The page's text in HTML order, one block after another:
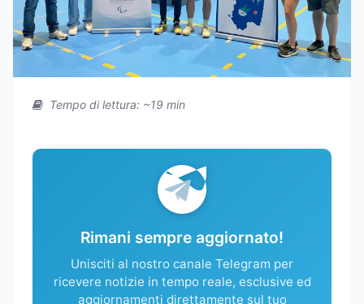
Tempo di lettura: ~19 min
Rimani sempre aggiornato!
Unisciti al nostro canale Telegram per
ricevere notizie in tempo reale, esclusive ed
aggiornamenti direttamente sul tuo